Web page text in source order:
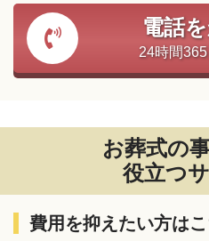
電話
24時間
お葬式の
役立つ
費用を抑えたい方は